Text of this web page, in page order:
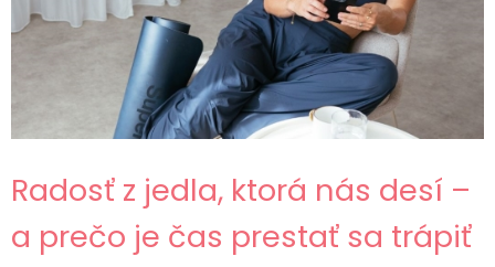
Radosť z jedla, ktorá nás desí –
a prečo je čas prestať sa trápiť